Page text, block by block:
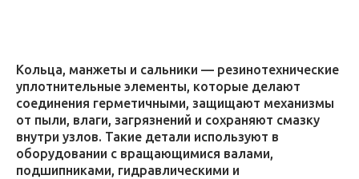
Кольца, манжеты и сальники — резинотехнические
уплотнительные элементы, которые делают
соединения герметичными, защищают механизмы
от пыли, влаги, загрязнений и сохраняют смазку
внутри узлов. Такие детали используют в
оборудовании с вращающимися валами,
подшипниками, гидравлическими и